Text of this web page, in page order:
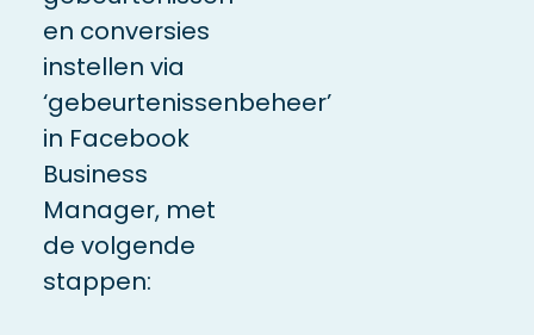
en conversies
instellen via
‘gebeurtenissenbeheer’
in Facebook
Business
Manager, met
de volgende
stappen: